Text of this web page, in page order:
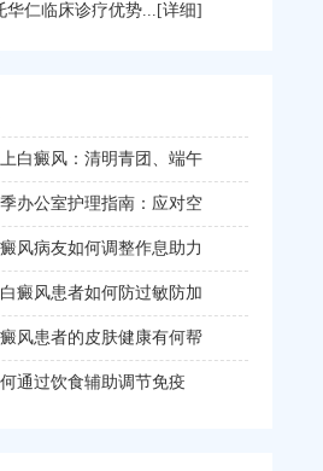
华仁临床诊疗优势... [详细]
白癜风：清明青团、端午
办公室护理指南：应对空
风病友如何调整作息助力
癜风患者如何防过敏防加
风患者的皮肤健康有何帮
通过饮食辅助调节免疫